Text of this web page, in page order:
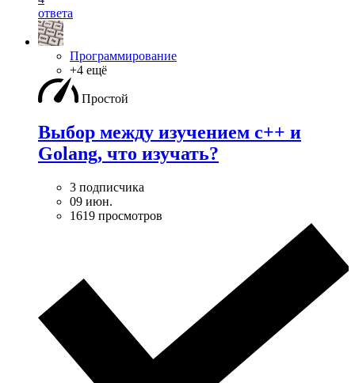
ответа
Программирование
+4 ещё
Простой
Выбор между изучением c++ и
Golang, что изучать?
3 подписчика
09 июн.
1619 просмотров